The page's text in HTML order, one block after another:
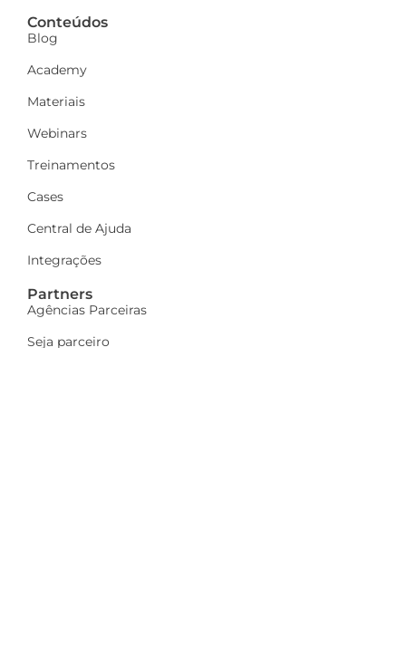
Conteúdos
Blog
Academy
Materiais
Webinars
Treinamentos
Cases
Central de Ajuda
Integrações
Partners
Agências Parceiras
Seja parceiro